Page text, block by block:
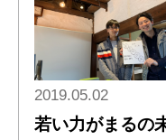
2019.05.02
若い力がまるの